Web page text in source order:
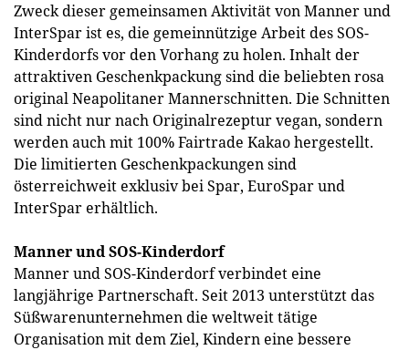
Zweck dieser gemeinsamen Aktivität von Manner und
InterSpar ist es, die gemeinnützige Arbeit des SOS-
Kinderdorfs vor den Vorhang zu holen. Inhalt der
attraktiven Geschenkpackung sind die beliebten rosa
original Neapolitaner Mannerschnitten. Die Schnitten
sind nicht nur nach Originalrezeptur vegan, sondern
werden auch mit 100% Fairtrade Kakao hergestellt.
Die limitierten Geschenkpackungen sind
österreichweit exklusiv bei Spar, EuroSpar und
InterSpar erhältlich.
Manner und SOS-Kinderdorf
Manner und SOS-Kinderdorf verbindet eine
langjährige Partnerschaft. Seit 2013 unterstützt das
Süßwarenunternehmen die weltweit tätige
Organisation mit dem Ziel, Kindern eine bessere